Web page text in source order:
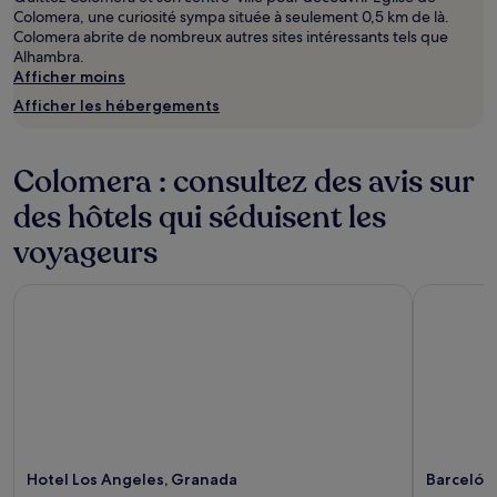
Colomera, une curiosité sympa située à seulement 0,5 km de là.
Colomera abrite de nombreux autres sites intéressants tels que
Alhambra.
Afficher moins
Afficher les hébergements
Colomera : consultez des avis sur
des hôtels qui séduisent les
voyageurs
Hotel Los Angeles, Granada Barceló